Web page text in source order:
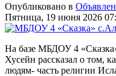
Опубликовано в
Пятница, 19 июня 2026
На базе МБДОУ 4
Хусейн рассказал о том,
людям- часть религии